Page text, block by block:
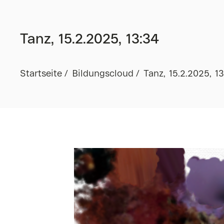
Tanz, 15.2.2025, 13:34
Startseite Bildungscloud Tanz, 15.2.2025,